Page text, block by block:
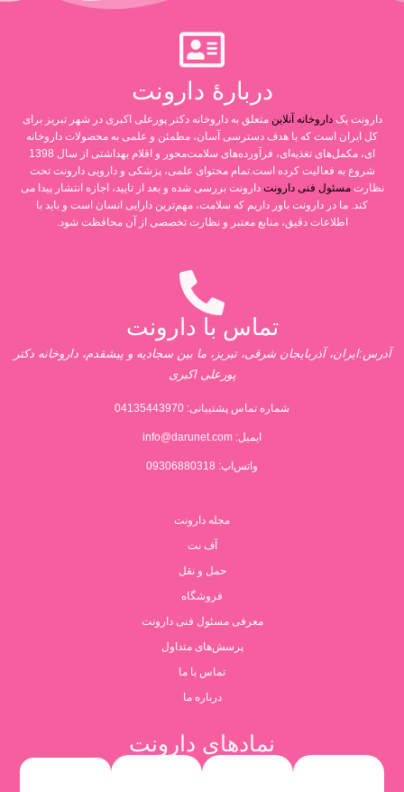
دربارۀ دارونت
دارونت یکداروخانه آنلاین متعلق به داروخانه دکتر پورعلی اکبری در شهر تبریز برای
کل ایران است که با هدف دسترسی آسان، مطمئن و علمی به محصولات داروخانه
ای، مکمل‌های تغذیه‌ای، فرآورده‌های سلامت‌محور و اقلام بهداشتی از سال 1398
شروع به فعالیت کرده است.تمام محتوای علمی، پزشکی و دارویی دارونت تحت
نظارتمسئول فنی دارونت دارونت بررسی شده و بعد از تایید، اجازه انتشار پیدا می
کند. ما در دارونت باور داریم که سلامت، مهم‌ترین دارایی انسان است و باید با
اطلاعات دقیق، منابع معتبر و نظارت تخصصی از آن محافظت شود.
تماس با دارونت
آدرس:ایران، آذربایجان شرقی، تبریز، ما بین سجادیه و پیشقدم، داروخانه دکتر
پورعلی اکبری
شماره تماس پشتیبانی: 04135443970
ایمیل: info@darunet.com
واتس‌اپ: 09306880318
مجله دارونت
آف نت
حمل و نقل
فروشگاه
معرفی مسئول فنی دارونت
پرسش‌های متداول
تماس با ما
درباره ما
نمادهای دارونت